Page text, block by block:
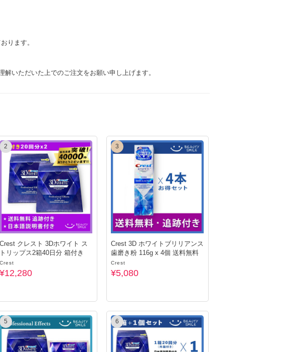
ります。
解いただいた上でのご注文をお願い申し上げます。
2
Crest クレスト 3Dホワイト ス
トリップス2箱40日分 箱付き
Crest
¥12,280
3
Crest 3D ホワイトブリリアンス
歯磨き粉 116g x 4個 送料無料
Crest
¥5,080
5 6